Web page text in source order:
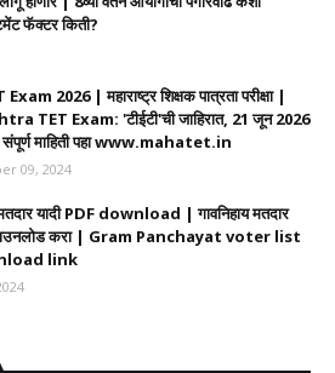
फॅक्टर किती?
2026 | महाराष्ट्र शिक्षक पात्रता परीक्षा |
TET Exam: 'टीईटी'ची जाहिरात, 21 जून 2026
संपूर्ण माहिती पहा www.mahatet.in
09, 2024
यादी PDF download | गावनिहाय मतदार
करा | Gram Panchayat voter list
link